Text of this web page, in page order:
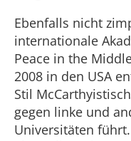
Ebenfalls nicht
internationale
Peace in the
2008 in den USA
Stil
gegen linke und
Universitäten